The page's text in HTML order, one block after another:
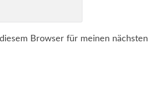
Browser für meinen nächsten